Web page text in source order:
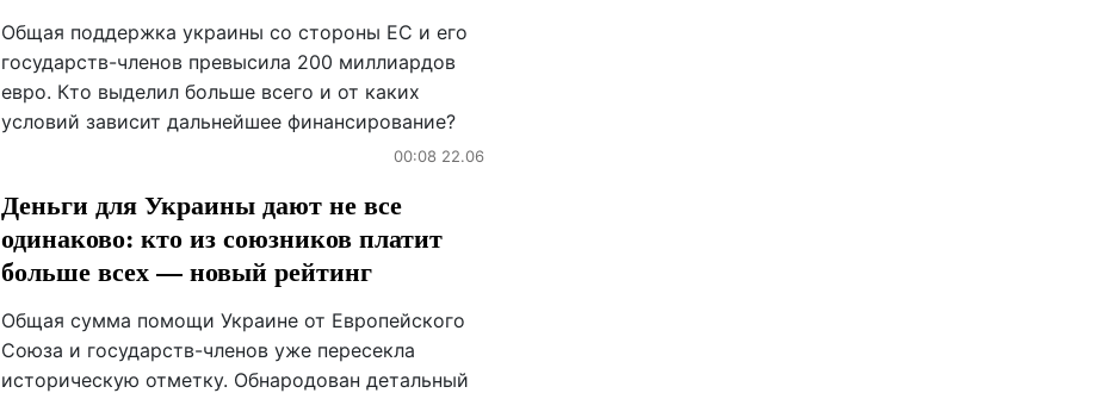
Общая поддержка украины со стороны ЕС и его
государств-членов превысила 200 миллиардов
евро. Кто выделил больше всего и от каких
условий зависит дальнейшее финансирование?
00:08 22.06
Деньги для Украины дают не все
одинаково: кто из союзников платит
больше всех — новый рейтинг
Общая сумма помощи Украине от Европейского
Союза и государств-членов уже пересекла
историческую отметку. Обнародован детальный